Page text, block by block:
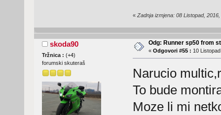
« Zadnja izmjena: 08 Listopad,
skoda90
Tržnica : (+4)
forumski skuteraš
Odg: Runner sp50 from
« Odgovori #55 : 10
Narucio
To bude
Moze li mi